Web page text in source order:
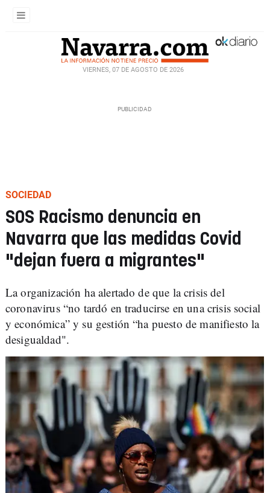
VIERNES, 07 DE AGOSTO DE 2026
SOCIEDAD
SOS Racismo denuncia en
Navarra que las medidas Covid
"dejan fuera a migrantes"
La organización ha alertado de que la crisis del
coronavirus “no tardó en traducirse en una crisis social
y económica” y su gestión “ha puesto de manifiesto la
desigualdad".